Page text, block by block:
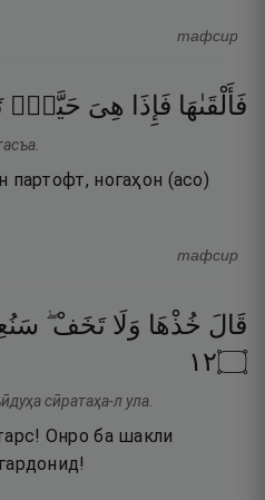
тафсир
فَأَلْقَىٰهَا فَإِذَا هِىَ حَيَّةٌۭ
партофт, ногаҳон (асо)
тафсир
قَالَ خُذْهَا وَلَا تَخَفْ ۖ
۝٢١
сӣратаҳа-л ула.
Онро ба шакли